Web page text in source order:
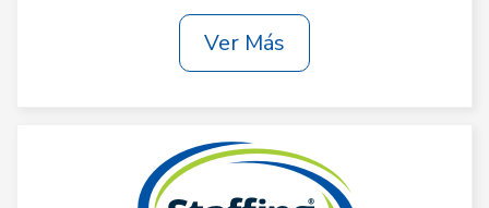
Ver Más